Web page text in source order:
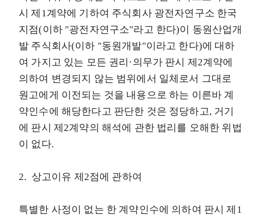
시 제1계약에 기하여 주식회사 광전자연구소 한국
지점(이하 "광전자연구소"라고 한다)이 동원산업개
발 주식회사(이하 "동원개발"이라고 한다)에 대하
여 가지고 있는 모든 권리·의무가 판시 제2계약에
의하여 변경되지 않는 범위에서 일체로서 그대로
원고에게 이전되는 것을 내용으로 하는 이른바 계
약인수에 해당한다고 판단한 것은 정당하고, 거기
에 판시 제2계약의 해석에 관한 법리를 오해한 위법
이 없다.
2. 상고이유 제2점에 관하여
특별한 사정이 없는 한 계약인수에 의하여 판시 제1